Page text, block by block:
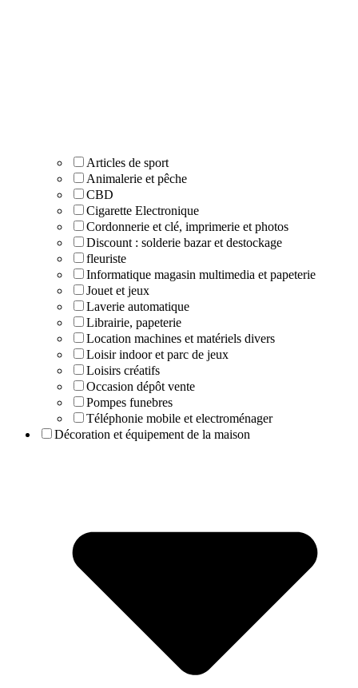
Articles de sport
Animalerie et pêche
CBD
Cigarette Electronique
Cordonnerie et clé, imprimerie et photos
Discount : solderie bazar et destockage
fleuriste
Informatique magasin multimedia et papeterie
Jouet et jeux
Laverie automatique
Librairie, papeterie
Location machines et matériels divers
Loisir indoor et parc de jeux
Loisirs créatifs
Occasion dépôt vente
Pompes funebres
Téléphonie mobile et electroménager
Décoration et équipement de la maison